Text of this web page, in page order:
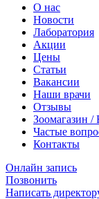
О нас
Новости
Лаборатория
Акции
Цены
Статьи
Вакансии
Наши врачи
Отзывы
Зоомагазин /
Частые
Контакты
Онлайн запись
Позвонить
Написать